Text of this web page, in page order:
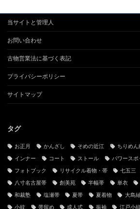
当サイトと管理人
お問い合わせ
古物営業法に基づく表記
プライバシーポリシー
サイトマップ
タグ
お正月 かんざし そめの近江 ちりめん
インナー コート ストール パワースポ
フォトブック リサイクル着物・帯 七五三
八寸名古屋帯 創美苑 半幅帯 単衣
和裁塾 塩瀬帯 夏帯 夏着物 大島
小紋 帯留め 成人式 振袖 江戸小